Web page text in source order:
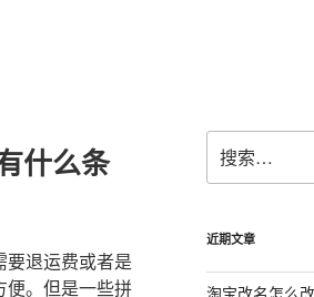
什么条
退运费或者是
便。但是一些拼
索：
近期文章
淘宝改名怎么